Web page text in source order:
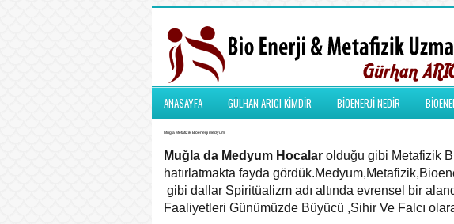
ANASAYFA GÜLHAN ARICI KİMDİR BİOENERJİ NEDİR
Muğla Metafizik Bioenerji medyum
Muğla da Medyum Hocalar olduğu gibi Metafizik
hatırlatmakta fayda
gibi dallar Spiritüalizm adı altında evrensel bir
Faaliyetleri Günümüzde Büyücü ,Sihir Ve Falcı